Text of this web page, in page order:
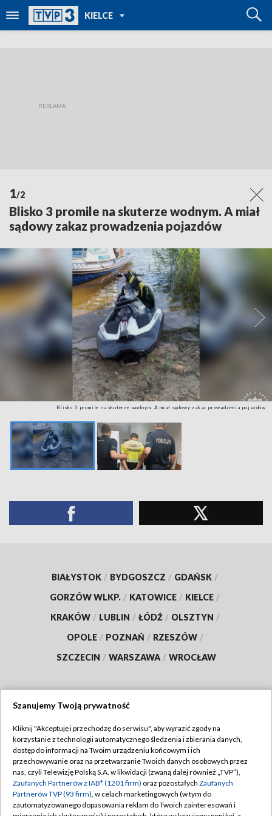
KIELCE
TVP REGIONY
1/2
Blisko 3 promile na skuterze wodnym. A miał
sądowy zakaz prowadzenia pojazdów
Blisko 3 promile na skuterze wodnym. A miał sądowy zakaz prowadzenia pojazdów
BIAŁYSTOK / BYDGOSZCZ / GDAŃSK /
GORZÓW WLKP. / KATOWICE / KIELCE /
KRAKÓW / LUBLIN / ŁÓDŹ / OLSZTYN /
OPOLE / POZNAŃ / RZESZÓW /
SZCZECIN / WARSZAWA / WROCŁAW
TVP
Abonament TVP
Emisja w TVP
Centrum informacji TVP
Regulamin TVP
Polityka prywatności
Moje zgody
Szanujemy Twoją prywatność
Kliknij "Akceptuję i przechodzę do serwisu", aby wyrazić zgody na
korzystanie z technologii automatycznego śledzenia i zbierania danych,
dostęp do informacji na Twoim urządzeniu końcowym i ich
przechowywanie oraz na przetwarzanie Twoich danych osobowych przez
nas, czyli Telewizję Polską S.A. w likwidacji (zwaną dalej również „TVP”),
Zaufanych Partnerów z IAB* (1201 firm) oraz pozostałych Zaufanych
Partnerów TVP (93 firm), w celach marketingowych (w tym do
zautomatyzowanego dopasowania reklam do Twoich zainteresowań i